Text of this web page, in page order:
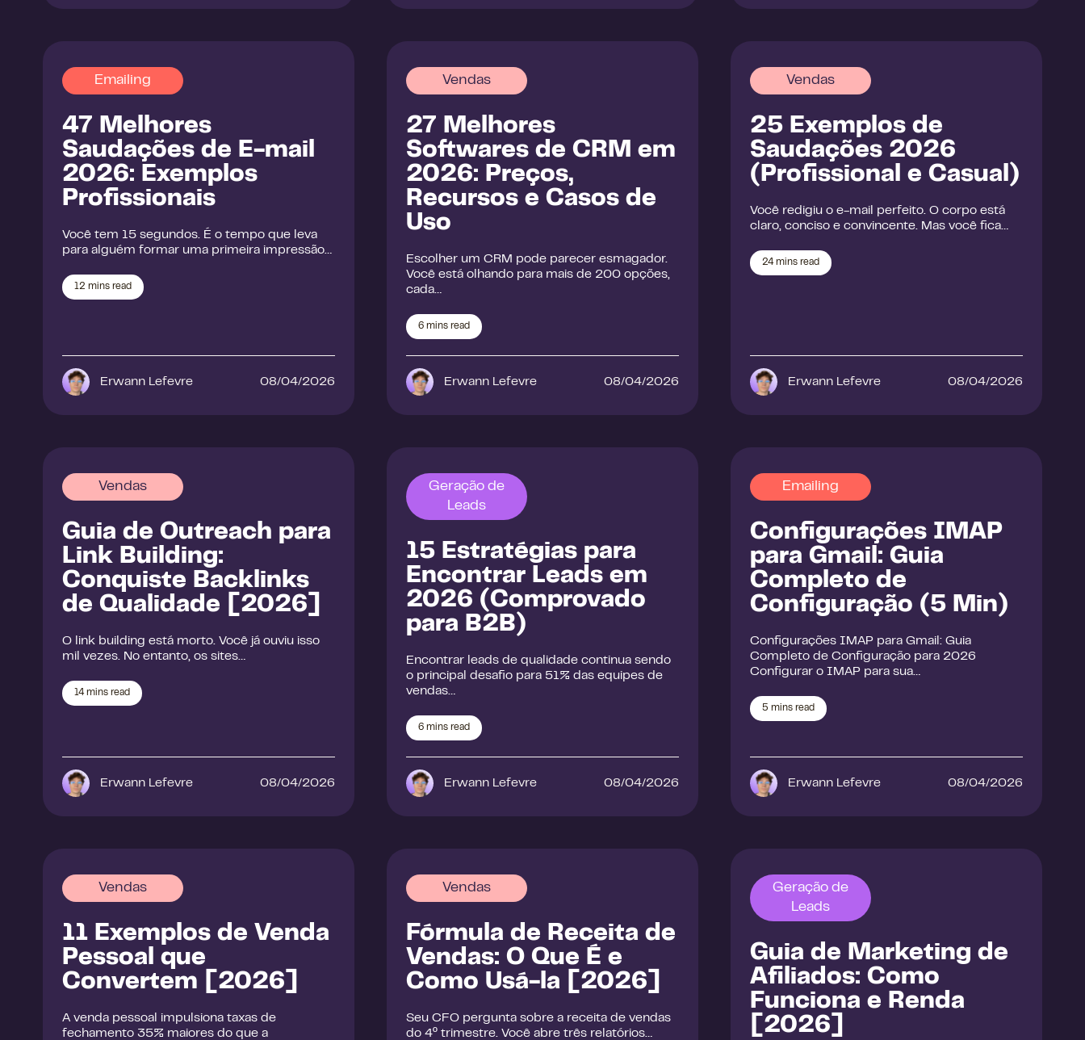
Emailing
47 Melhores
Saudações de E-mail
2026: Exemplos
Profissionais
Você tem 15 segundos. É o tempo que leva
para alguém formar uma primeira impressão…
12 mins read
Erwann Lefevre 08/04/2026
Vendas
27 Melhores
Softwares de CRM em
2026: Preços,
Recursos e Casos de
Uso
Escolher um CRM pode parecer esmagador.
Você está olhando para mais de 200 opções,
cada…
6 mins read
Erwann Lefevre 08/04/2026
Vendas
25 Exemplos de
Saudações 2026
(Profissional e Casual)
Você redigiu o e-mail perfeito. O corpo está
claro, conciso e convincente. Mas você fica…
24 mins read
Erwann Lefevre 08/04/2026
Vendas
Guia de Outreach para
Link Building:
Conquiste Backlinks
de Qualidade [2026]
O link building está morto. Você já ouviu isso
mil vezes. No entanto, os sites…
14 mins read
Erwann Lefevre 08/04/2026
Geração de
Leads
15 Estratégias para
Encontrar Leads em
2026 (Comprovado
para B2B)
Encontrar leads de qualidade continua sendo
o principal desafio para 51% das equipes de
vendas…
6 mins read
Erwann Lefevre 08/04/2026
Emailing
Configurações IMAP
para Gmail: Guia
Completo de
Configuração (5 Min)
Configurações IMAP para Gmail: Guia
Completo de Configuração para 2026
Configurar o IMAP para sua…
5 mins read
Erwann Lefevre 08/04/2026
Vendas
11 Exemplos de Venda
Pessoal que
Convertem [2026]
A venda pessoal impulsiona taxas de
fechamento 35% maiores do que a
Vendas
Fórmula de Receita de
Vendas: O Que É e
Como Usá-la [2026]
Seu CFO pergunta sobre a receita de vendas
do 4º trimestre. Você abre três relatórios…
Geração de
Leads
Guia de Marketing de
Afiliados: Como
Funciona e Renda
[2026]